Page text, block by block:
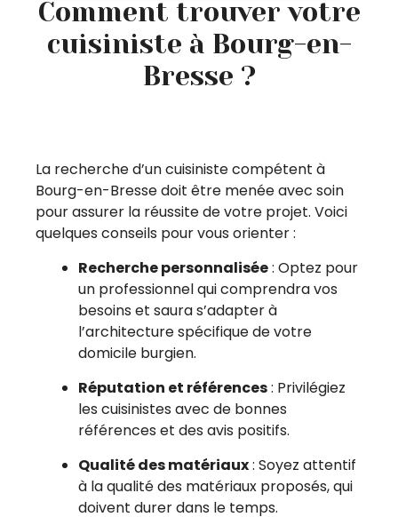
Comment trouver votre
cuisiniste à Bourg-en-
Bresse ?
La recherche d’un cuisiniste compétent à
Bourg-en-Bresse doit être menée avec soin
pour assurer la réussite de votre projet. Voici
quelques conseils pour vous orienter :
Recherche personnalisée: Optez pour
un professionnel qui comprendra vos
besoins et saura s’adapter à
l’architecture spécifique de votre
domicile burgien.
Réputation et références: Privilégiez
les cuisinistes avec de bonnes
références et des avis positifs.
Qualité des matériaux: Soyez attentif
à la qualité des matériaux proposés, qui
doivent durer dans le temps.